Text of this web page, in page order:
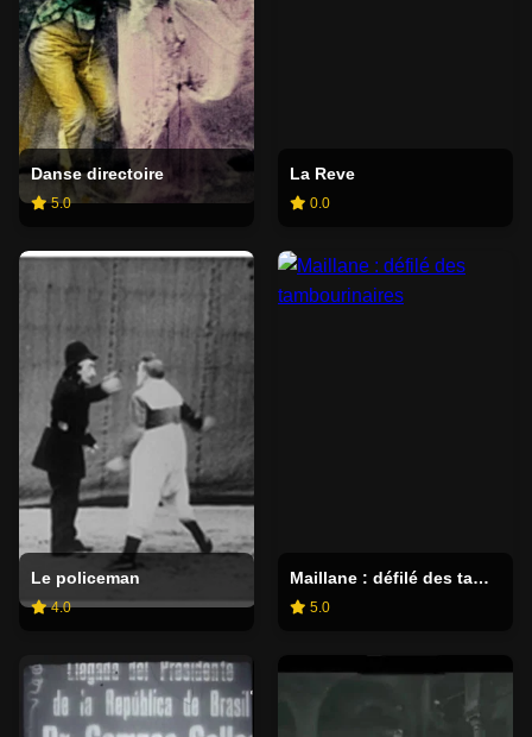
Danse directoire
5.0
La Reve
0.0
Le policeman
4.0
Maillane : défilé des tambourinaires
5.0